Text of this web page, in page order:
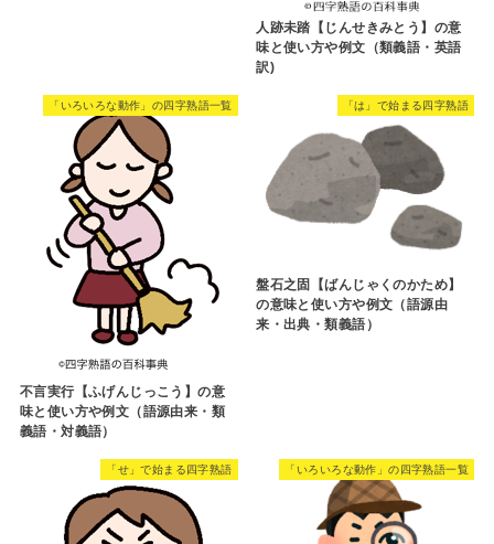
人跡未踏【じんせきみとう】の意
味と使い方や例文（類義語・英語
訳)
「いろいろな動作」の四字熟語一覧
不言実行【ふげんじっこう】の意
味と使い方や例文（語源由来・類
義語・対義語）
「は」で始まる四字熟語
盤石之固【ばんじゃくのかため】
の意味と使い方や例文（語源由
来・出典・類義語）
「せ」で始まる四字熟語 「いろいろな動作」の四字熟語一覧